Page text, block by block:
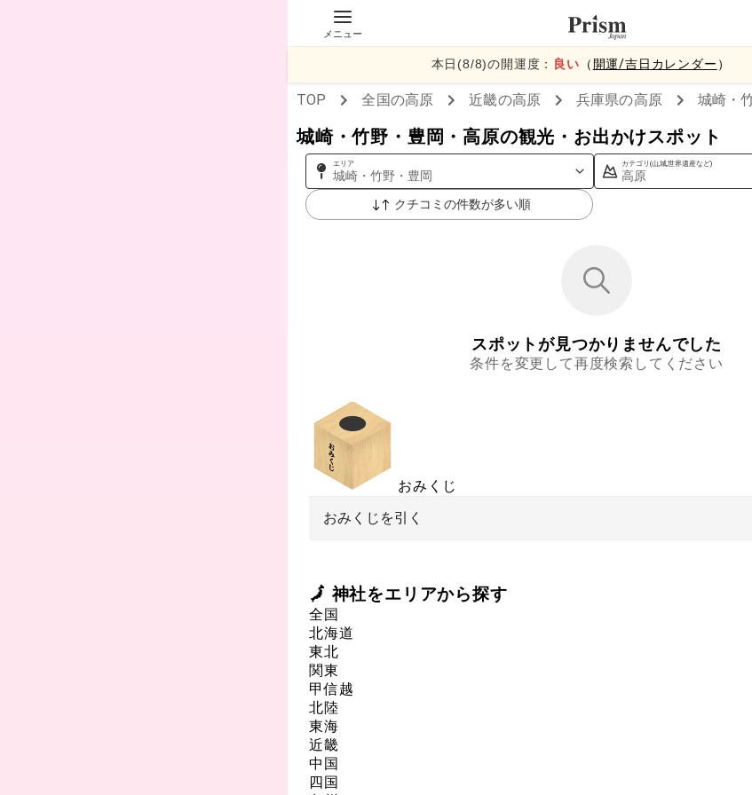
メニュー
本日(8/8)の開運度： 良い （ 開運/吉日カレンダー ）
TOP 全国の高原 近畿の高原 兵庫県の高原 城崎・
城崎・竹野・豊岡・高原の観光・お出かけスポット
エリア
城崎・竹野・豊岡
カテゴリ(山,城,世界遺産など)
高原
クチコミの件数が多い順
スポットが見つかりませんでした
条件を変更して再度検索してください
おみくじ
おみくじを引く
🗾 神社をエリアから探す
全国
北海道
東北
関東
甲信越
北陸
東海
近畿
中国
四国